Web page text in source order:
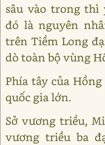
sâu vào trong thì
đó là nguyên
trên Tiềm Long
dò toàn bộ vùng
Phía tây của
quốc gia lớn.
Sở vương triều,
vương triều ba